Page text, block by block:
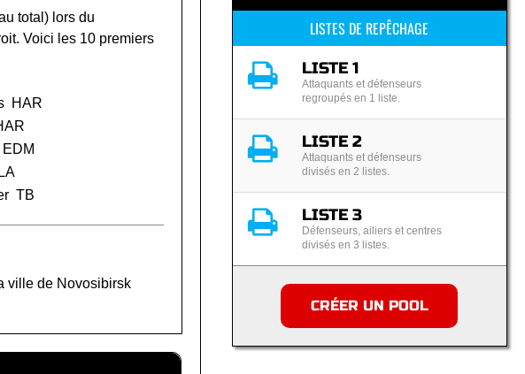
total) lors du
Voici les 10 premiers
HAR
EDM
LA
TB
ville de Novosibirsk
LISTES DE REPÊCHAGE
LISTE 1
Attaquants et défenseurs
regroupés en 1 liste.
LISTE 2
Attaquants et défenseurs
divisés en 2 listes.
LISTE 3
Défenseurs, ailiers et centres
divisés en 3 listes.
CRÉER UN POOL